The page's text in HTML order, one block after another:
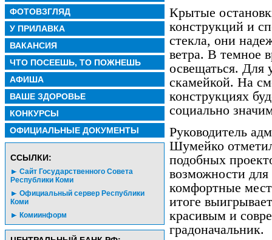
ФОТОВЗГЛЯД
У ПРИЛАВКА
ВАКАНСИЯ
ЧТО ПОСЕЕШЬ, ТО ПОЖНЕШЬ
АФИША
ВАШЕ ЗДОРОВЬЕ
КОНКУРСЫ
ОФИЦИАЛЬНЫЕ ДОКУМЕНТЫ
CСЫЛКИ:
Сайт Государственного Совета
Республики Коми
Официальный сервер Республики
Коми
Комиинформ
Крытые
конструкций и
стекла, они
ветра. В темное
освещаться. Для
скамейкой. На
конструкциях
социально
Руководитель
Шумейко
подобных
возможности
комфортные
итоге
красивым и
градоначальник.